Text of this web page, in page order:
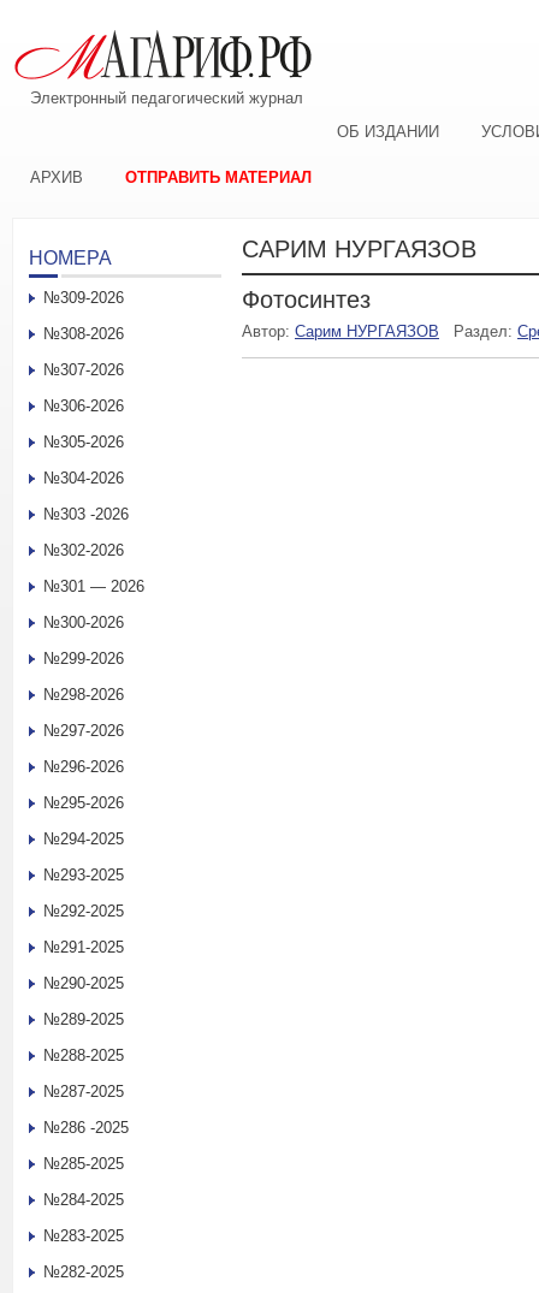
Электронный педагогический журнал
ОБ ИЗДАНИИ
АРХИВ ОТПРАВИТЬ МАТЕРИАЛ
САРИМ НУРГАЯЗОВ
Фотосинтез
Автор: Сарим НУРГАЯЗОВ Раздел:
НОМЕРА
№309-2026
№308-2026
№307-2026
№306-2026
№305-2026
№304-2026
№303 -2026
№302-2026
№301 — 2026
№300-2026
№299-2026
№298-2026
№297-2026
№296-2026
№295-2026
№294-2025
№293-2025
№292-2025
№291-2025
№290-2025
№289-2025
№288-2025
№287-2025
№286 -2025
№285-2025
№284-2025
№283-2025
№282-2025